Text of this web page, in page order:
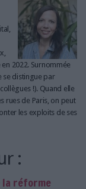
2022. Surnommée
se distingue par
!). Quand elle
rues de Paris, on peut
les exploits de ses
:
la réforme